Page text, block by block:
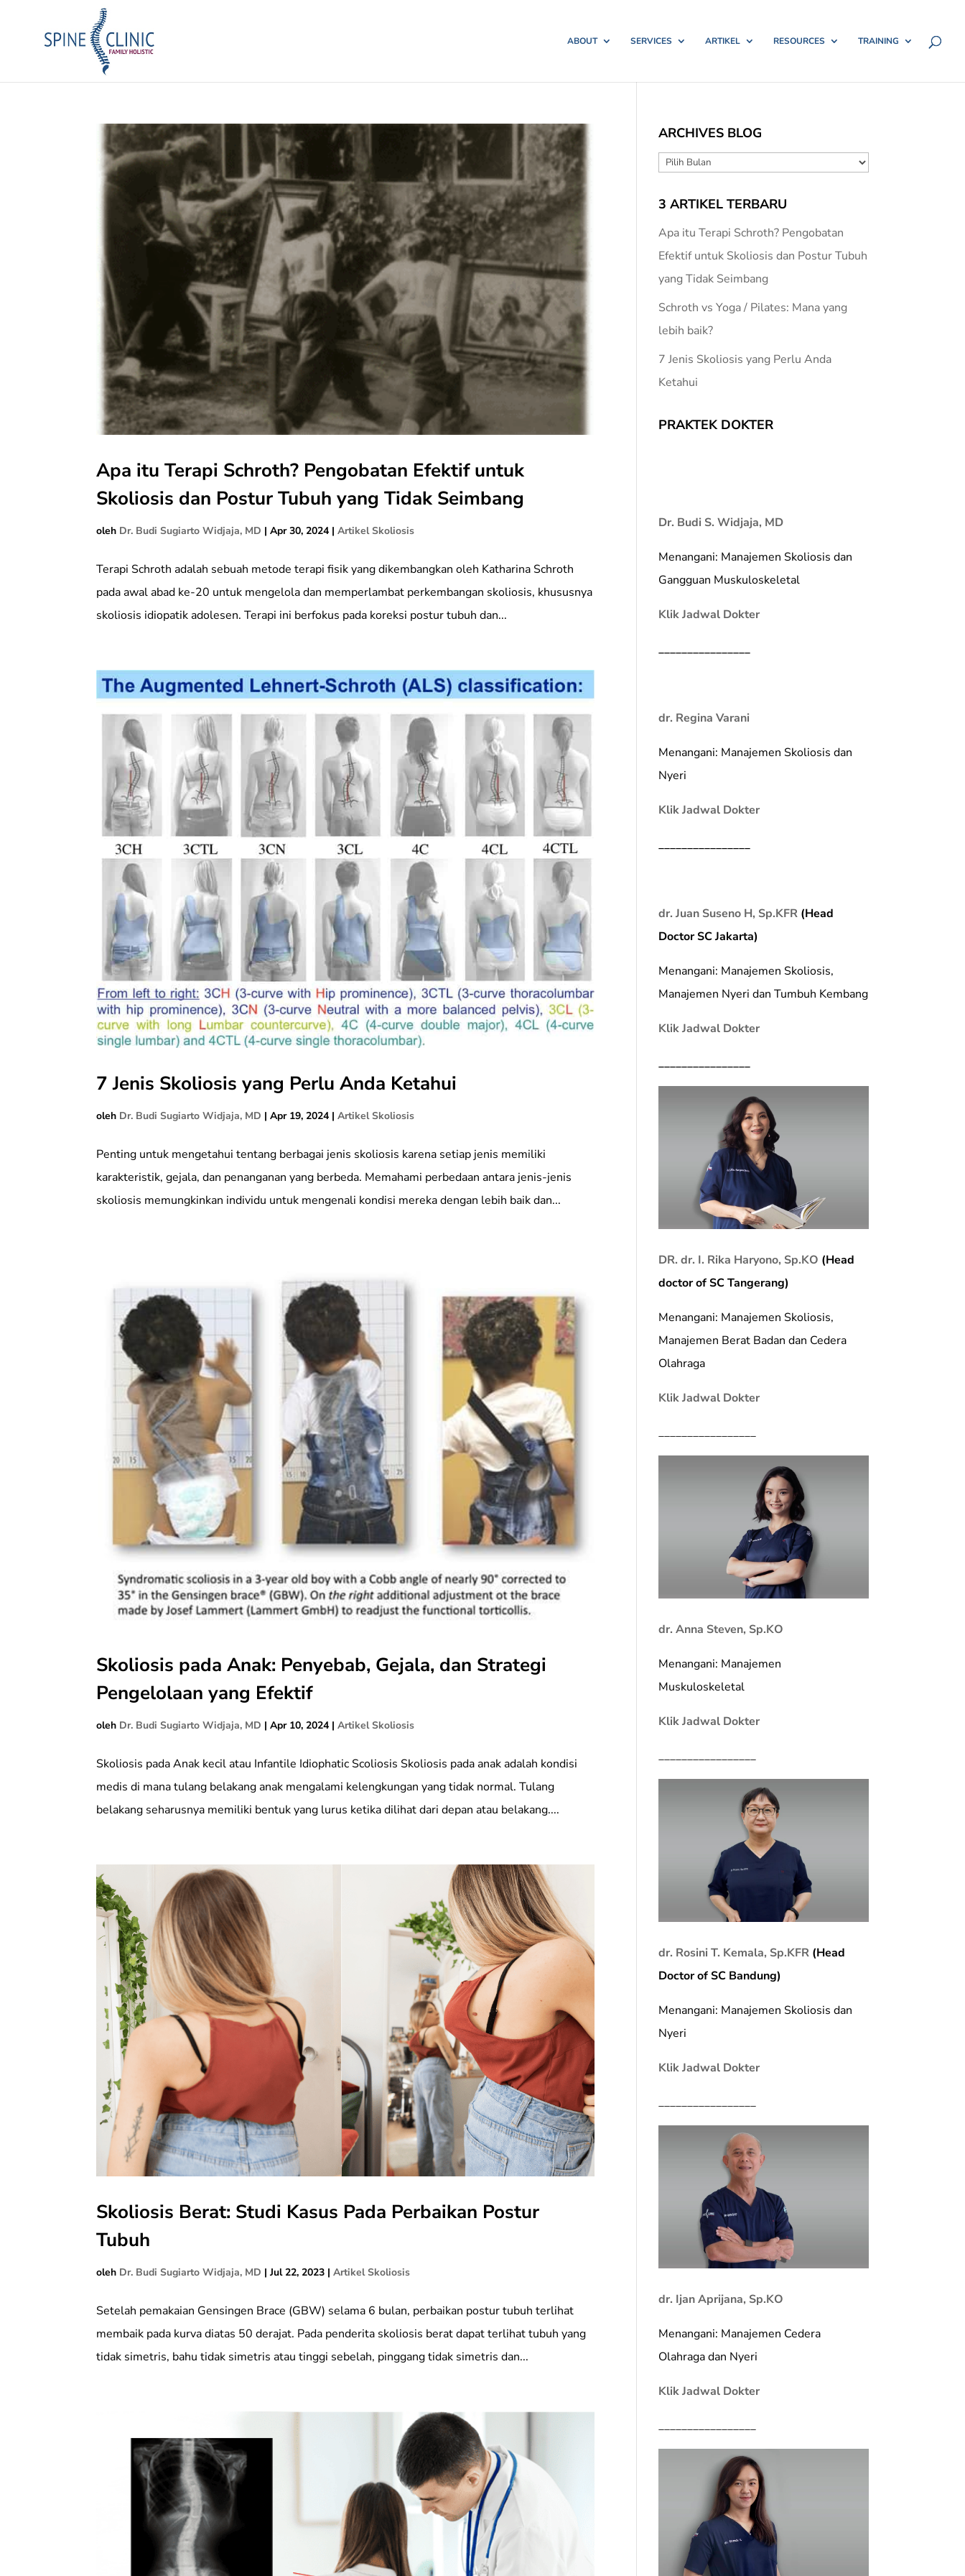
ABOUT SERVICES ARTIKEL RESOURCES TRAINING
Apa itu Terapi Schroth? Pengobatan Efektif untuk
Skoliosis dan Postur Tubuh yang Tidak Seimbang
oleh Dr. Budi Sugiarto Widjaja, MD |Apr 30, 2024 |Artikel Skoliosis
Terapi Schroth adalah sebuah metode terapi fisik yang dikembangkan oleh Katharina Schroth
pada awal abad ke-20 untuk mengelola dan memperlambat perkembangan skoliosis, khususnya
skoliosis idiopatik adolesen. Terapi ini berfokus pada koreksi postur tubuh dan...
7 Jenis Skoliosis yang Perlu Anda Ketahui
oleh Dr. Budi Sugiarto Widjaja, MD |Apr 19, 2024 |Artikel Skoliosis
Penting untuk mengetahui tentang berbagai jenis skoliosis karena setiap jenis memiliki
karakteristik, gejala, dan penanganan yang berbeda. Memahami perbedaan antara jenis-jenis
skoliosis memungkinkan individu untuk mengenali kondisi mereka dengan lebih baik dan...
Skoliosis pada Anak: Penyebab, Gejala, dan Strategi
Pengelolaan yang Efektif
oleh Dr. Budi Sugiarto Widjaja, MD |Apr 10, 2024 |Artikel Skoliosis
Skoliosis pada Anak kecil atau Infantile Idiophatic Scoliosis Skoliosis pada anak adalah kondisi
medis di mana tulang belakang anak mengalami kelengkungan yang tidak normal. Tulang
belakang seharusnya memiliki bentuk yang lurus ketika dilihat dari depan atau belakang....
Skoliosis Berat: Studi Kasus Pada Perbaikan Postur
Tubuh
oleh Dr. Budi Sugiarto Widjaja, MD |Jul 22, 2023 |Artikel Skoliosis
Setelah pemakaian Gensingen Brace (GBW) selama 6 bulan, perbaikan postur tubuh terlihat
membaik pada kurva diatas 50 derajat. Pada penderita skoliosis berat dapat terlihat tubuh yang
tidak simetris, bahu tidak simetris atau tinggi sebelah, pinggang tidak simetris dan...
ARCHIVES BLOG
ARCHIVES
3 ARTIKEL TERBARU
Apa itu Terapi Schroth? Pengobatan
Efektif untuk Skoliosis dan Postur Tubuh
yang Tidak Seimbang
Schroth vs Yoga / Pilates: Mana yang
lebih baik?
7 Jenis Skoliosis yang Perlu Anda
Ketahui
PRAKTEK DOKTER
Dr. Budi S. Widjaja, MD
Menangani: Manajemen Skoliosis dan
Gangguan Muskuloskeletal
Klik Jadwal Dokter
________________
dr. Regina Varani
Menangani: Manajemen Skoliosis dan
Nyeri
Klik Jadwal Dokter
________________
dr. Juan Suseno H, Sp.KFR (Head
Doctor SC Jakarta)
Menangani: Manajemen Skoliosis,
Manajemen Nyeri dan Tumbuh Kembang
Klik Jadwal Dokter
________________
DR. dr. I. Rika Haryono, Sp.KO (Head
doctor of SC Tangerang)
Menangani: Manajemen Skoliosis,
Manajemen Berat Badan dan Cedera
Olahraga
Klik Jadwal Dokter
_________________
dr. Anna Steven, Sp.KO
Menangani: Manajemen
Muskuloskeletal
Klik Jadwal Dokter
_________________
dr. Rosini T. Kemala, Sp.KFR (Head
Doctor of SC Bandung)
Menangani: Manajemen Skoliosis dan
Nyeri
Klik Jadwal Dokter
_________________
dr. Ijan Aprijana, Sp.KO
Menangani: Manajemen Cedera
Olahraga dan Nyeri
Klik Jadwal Dokter
_________________